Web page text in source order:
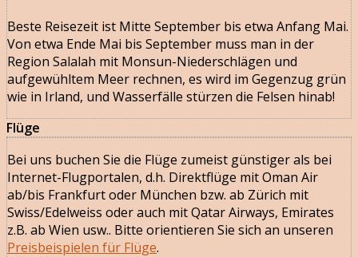
Beste Reisezeit ist Mitte September bis etwa Anfang Mai.
Von etwa Ende Mai bis September muss man in der
Region Salalah mit Monsun-Niederschlägen und
aufgewühltem Meer rechnen, es wird im Gegenzug grün
wie in Irland, und Wasserfälle stürzen die Felsen hinab!
Flüge
Bei uns buchen Sie die Flüge zumeist günstiger als bei
Internet-Flugportalen, d.h. Direktflüge mit Oman Air
ab/bis Frankfurt oder München bzw. ab Zürich mit
Swiss/Edelweiss oder auch mit Qatar Airways, Emirates
z.B. ab Wien usw.. Bitte orientieren Sie sich an unseren
Preisbeispielen für Flüge.